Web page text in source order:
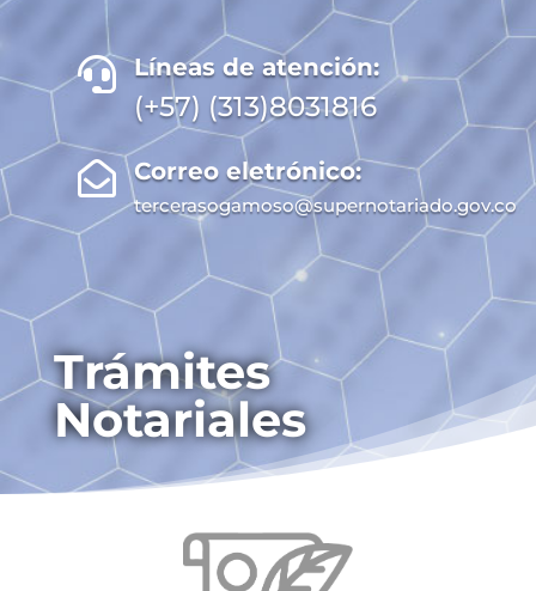
 Líneas de atención:
(+57) (313)8031816
 Correo eletrónico:
tercerasogamoso@supernotariado.gov.co
Trámites
Notariales